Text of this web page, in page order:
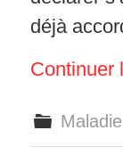
déjà
Continuer